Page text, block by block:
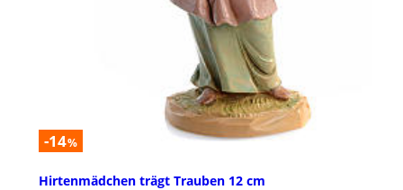
-14%
Hirtenmädchen trägt Trauben 12 cm